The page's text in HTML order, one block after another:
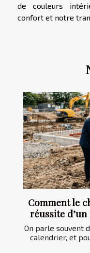
de couleurs
confort et notre
Comment le
réussite
On parle souvent
calendrier, et